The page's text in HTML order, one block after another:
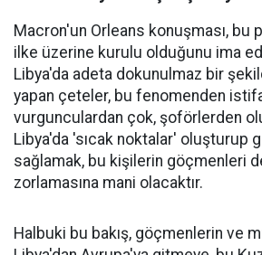
Macron'un Orleans konuşması, bu
ilke üzerine kurulu olduğunu ima
Libya'da adeta dokunulmaz bir
yapan çeteler, bu fenomenden
vurgunculardan çok, şoförlerden
Libya'da 'sıcak noktalar' oluşturup
sağlamak, bu kişilerin göçmenleri
zorlamasına mani olacaktır.
Halbuki bu bakış, göçmenlerin ve